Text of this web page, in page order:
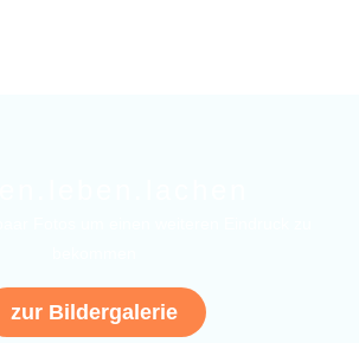
zur Bildergalerie